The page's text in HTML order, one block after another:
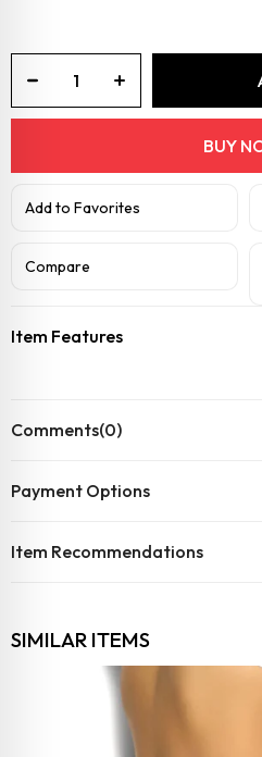
Add to Favorites
Compare
Item Features
Comments(0)
Payment Options
Item Recommendations
SIMILAR ITEMS